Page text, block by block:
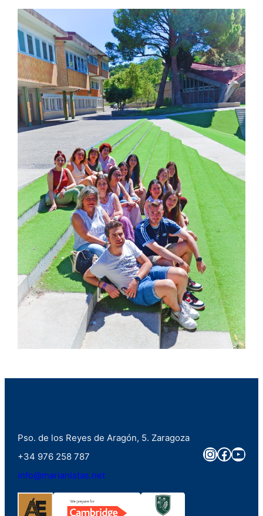
Pso. de los Reyes de Aragón, 5. Zaragoza
+34 976 258 787
info@marianistas.net